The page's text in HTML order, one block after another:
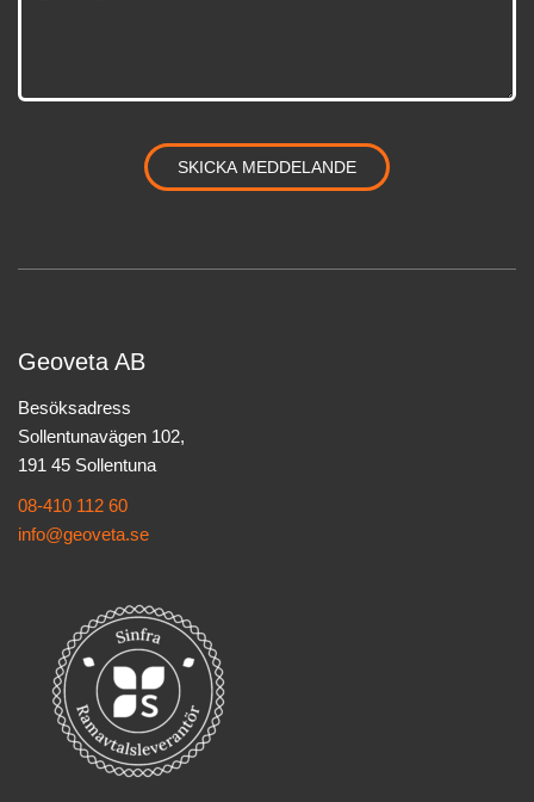
Geoveta AB
Besöksadress
Sollentunavägen 102,
191 45 Sollentuna
08-410 112 60
info@geoveta.se